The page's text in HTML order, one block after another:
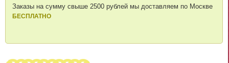
Заказы на сумму свыше 2500 рублей мы доставляем по Москве
БЕСПЛАТНО